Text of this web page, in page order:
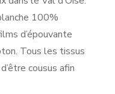
100%
d’épouvante
Tous les tissus
cousus afin